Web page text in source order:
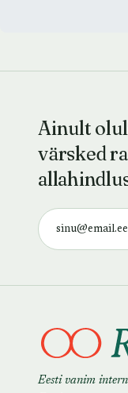
Ainult
värsked
Eesti vanim